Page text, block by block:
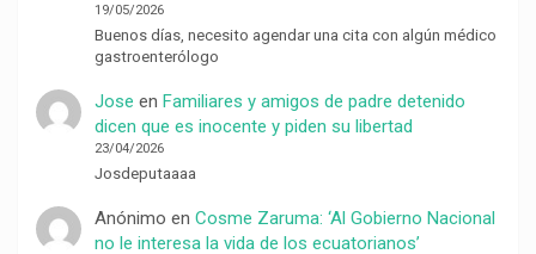
19/05/2026
Buenos días, necesito agendar una cita con algún médico
gastroenterólogo
Jose en Familiares y amigos de padre detenido
dicen que es inocente y piden su libertad
23/04/2026
Josdeputaaaa
Anónimo en Cosme Zaruma: ‘Al Gobierno Nacional
no le interesa la vida de los ecuatorianos’